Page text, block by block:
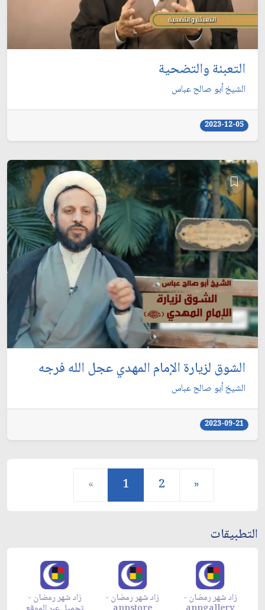
التعبئة والتضحية
الشيخ أبو صالح عباس
2023-12-05
الشوق لزيارة الإمام المهدي عجل الله فرجه
الشيخ أبو صالح عباس
2023-09-21
« 1 2 »
التطبيقات
زاد شهر رمضان - زاد شهر رمضان - زاد شهر رمضان -